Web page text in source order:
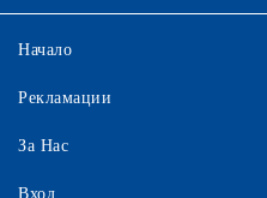
Начало
Рекламации
За Нас
Вход